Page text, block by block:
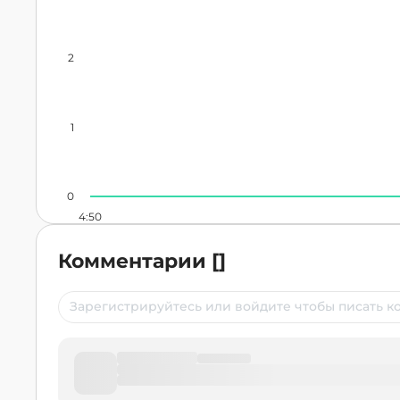
4:50
0
1
2
Комментарии []